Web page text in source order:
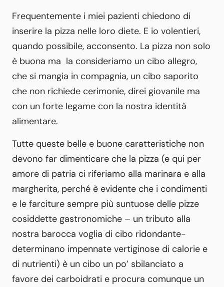
Frequentemente i miei pazienti chiedono di
inserire la pizza nelle loro diete. E io volentieri,
quando possibile, acconsento. La pizza non solo
è buona ma la consideriamo un cibo allegro,
che si mangia in compagnia, un cibo saporito
che non richiede cerimonie, direi giovanile ma
con un forte legame con la nostra identità
alimentare.
Tutte queste belle e buone caratteristiche non
devono far dimenticare che la pizza (e qui per
amore di patria ci riferiamo alla marinara e alla
margherita, perché è evidente che i condimenti
e le farciture sempre più suntuose delle pizze
cosiddette gastronomiche – un tributo alla
nostra barocca voglia di cibo ridondante-
determinano impennate vertiginose di calorie e
di nutrienti) è un cibo un po’ sbilanciato a
favore dei carboidrati e procura comunque un